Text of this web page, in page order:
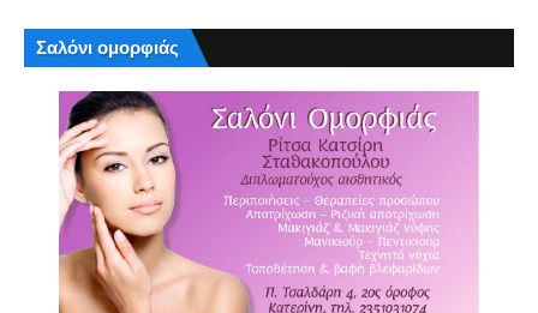
Σαλόνι ομορφιάς